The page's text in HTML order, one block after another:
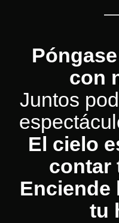
con
Juntos
El cielo
contar
Enciende
tu